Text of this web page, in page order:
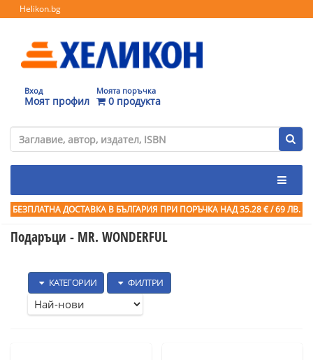
Helikon.bg
Вход
Моят профил
Моята поръчка
0 продукта
БЕЗПЛАТНА ДОСТАВКА В БЪЛГАРИЯ ПРИ ПОРЪЧКА НАД 35.28 € / 69 ЛВ.
Подаръци - MR. WONDERFUL
КАТЕГОРИИ ФИЛТРИ